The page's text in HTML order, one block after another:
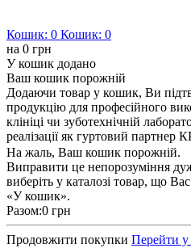
Кошик: 0 Кошик: 0
на 0 грн
У кошик додано
Ваш кошик порожній
Додаючи товар у кошик, Ви
продукцію для професійного
клініці чи зуботехнічній
реалізації як гуртовий партнер
На жаль, Ваш кошик порожній.
Виправити це непорозуміння
виберіть у каталозі товар, що
«У кошик».
Разом:0 грн
Продовжити покупки Перейти